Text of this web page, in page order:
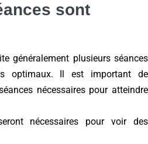
sont
généralement plusieurs séances
optimaux. Il est important de
nécessaires pour atteindre
nécessaires pour voir des